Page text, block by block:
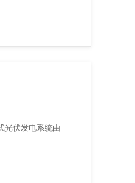
光伏发电系统由